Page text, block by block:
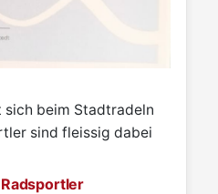
beim Stadtradeln
sind fleissig dabei